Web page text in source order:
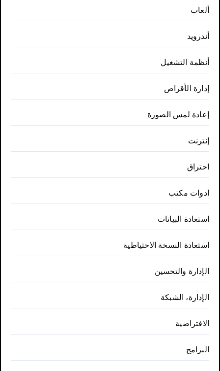
ألعاب
أندرويد
أنظمة التشغيل
إدارة الأقراص
إعادة لمس الصورة
إنترنت
احتراق
ادوات مكتب
استعادة البيانات
استعادة النسخة الاحتياطية
الإدارة والتحسين
الإدارة، الشبكة
الافتراضية
البرامج